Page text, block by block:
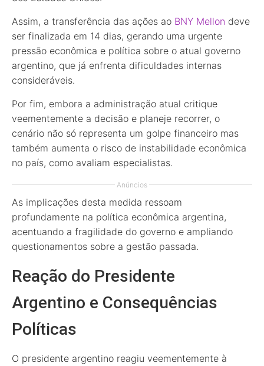
Assim, a transferência das ações ao BNY Mellon deve
ser finalizada em 14 dias, gerando uma urgente
pressão econômica e política sobre o atual governo
argentino, que já enfrenta dificuldades internas
consideráveis.
Por fim, embora a administração atual critique
veementemente a decisão e planeje recorrer, o
cenário não só representa um golpe financeiro mas
também aumenta o risco de instabilidade econômica
no país, como avaliam especialistas.
Anúncios
As implicações desta medida ressoam
profundamente na política econômica argentina,
acentuando a fragilidade do governo e ampliando
questionamentos sobre a gestão passada.
Reação do Presidente
Argentino e Consequências
Políticas
O presidente argentino reagiu veementemente à